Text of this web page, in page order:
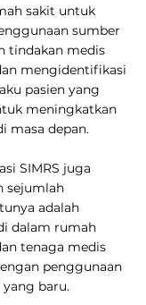
sakit untuk
sumber
tindakan medis
mengidentifikasi
pasien yang
meningkatkan
masa depan.
SIMRS juga
sejumlah
adalah
dalam rumah
tenaga medis
penggunaan
baru.